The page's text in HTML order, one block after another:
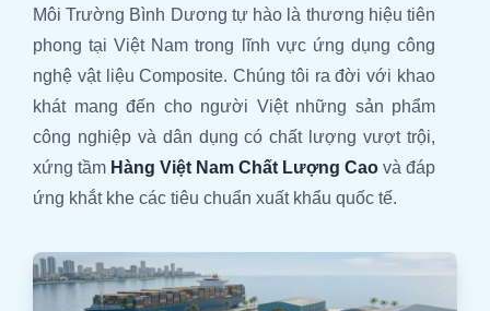
Môi Trường Bình Dương tự hào là thương hiệu tiên
phong tại Việt Nam trong lĩnh vực ứng dụng công
nghệ vật liệu Composite. Chúng tôi ra đời với khao
khát mang đến cho người Việt những sản phẩm
công nghiệp và dân dụng có chất lượng vượt trội,
xứng tầm Hàng Việt Nam Chất Lượng Cao và đáp
ứng khắt khe các tiêu chuẩn xuất khẩu quốc tế.